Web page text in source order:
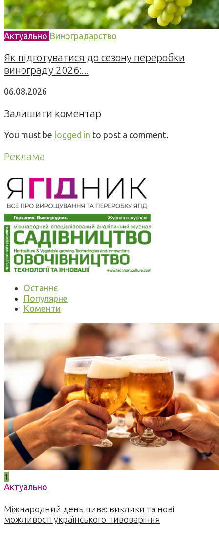
Актуально Виноградарство
Як підготуватися до сезону переробки
винограду 2026:...
06.08.2026
Залишити коментар
You must be logged in to post a comment.
Реклама
Останнє
Популярне
Коменти
1
Актуально
Міжнародний день пива: виклики та нові
можливості українського пивоваріння